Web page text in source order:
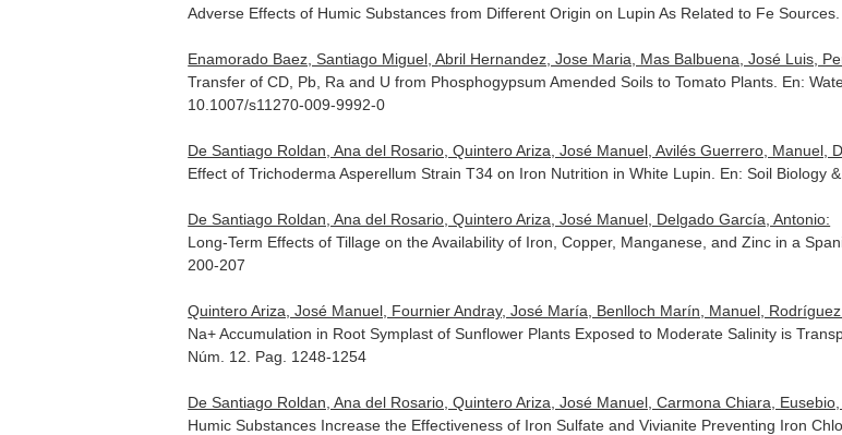
Adverse Effects of Humic Substances from Different Origin on Lupin As Related to Fe Sources.
Enamorado Baez, Santiago Miguel, Abril Hernandez, Jose Maria, Mas Balbuena, José Luis,
Transfer of CD, Pb, Ra and U from Phosphogypsum Amended Soils to Tomato Plants. En:
10.1007/s11270-009-9992-0
De Santiago Roldan, Ana del Rosario, Quintero Ariza, José Manuel, Avilés Guerrero, Manuel,
Effect of Trichoderma Asperellum Strain T34 on Iron Nutrition in White Lupin. En: Soil Biology
De Santiago Roldan, Ana del Rosario, Quintero Ariza, José Manuel, Delgado García, Antonio:
Long-Term Effects of Tillage on the Availability of Iron, Copper, Manganese, and Zinc in a
200-207
Quintero Ariza, José Manuel, Fournier Andray, José María, Benlloch Marín, Manuel,
Na+ Accumulation in Root Symplast of Sunflower Plants Exposed to Moderate Salinity is
Núm. 12. Pag. 1248-1254
De Santiago Roldan, Ana del Rosario, Quintero Ariza, José Manuel, Carmona Chiara,
Humic Substances Increase the Effectiveness of Iron Sulfate and Vivianite Preventing Iron